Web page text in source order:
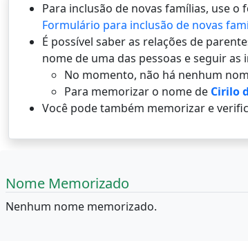
Para inclusão de novas famílias, use
Formulário para inclusão de novas
É possí­vel saber as relações de
nome de uma das pessoas e seguir as
No momento, não há nenhum
Para memorizar o nome de Cirilo
Você pode também memorizar e
Nome Memorizado
Nenhum nome memorizado.